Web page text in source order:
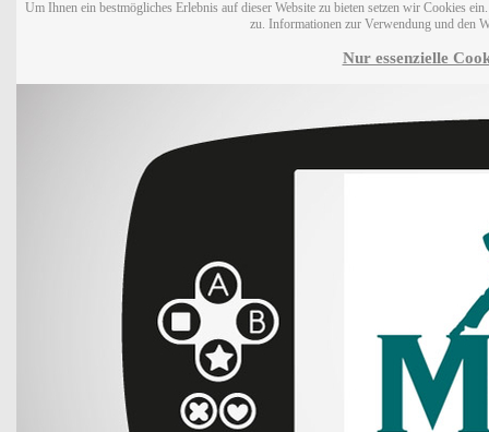
Um Ihnen ein bestmögliches Erlebnis auf dieser Website zu bieten setzen wir Cookies
zu. Informationen zur Verwendung und den
Nur essenzielle